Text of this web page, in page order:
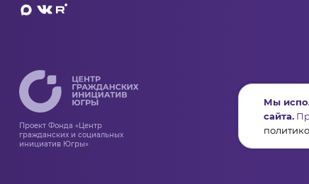
Проект Фонда «Центр
гражданских и социальных
инициатив Югры»
Мы
сайта.